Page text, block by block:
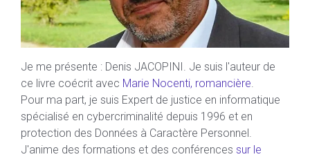
Je me présente : Denis JACOPINI. Je suis l'auteur de
ce livre coécrit avec Marie Nocenti, romancière.
Pour ma part, je suis Expert de justice en informatique
spécialisé en cybercriminalité depuis 1996 et en
protection des Données à Caractère Personnel.
J'anime des formations et des conférences sur le